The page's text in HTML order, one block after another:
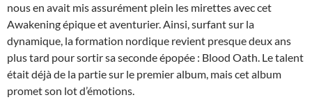
nous en avait mis assurément plein les mirettes avec cet
Awakening épique et aventurier. Ainsi, surfant sur la
dynamique, la formation nordique revient presque deux ans
plus tard pour sortir sa seconde épopée : Blood Oath. Le talent
était déjà de la partie sur le premier album, mais cet album
promet son lot d’émotions.